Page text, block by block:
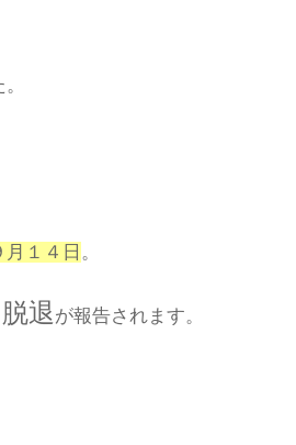
月１４日 。
退が報告されます。